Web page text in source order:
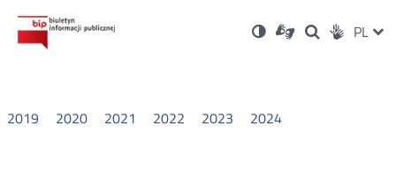
Ustawienia
Wersja
kontrastowa
Dla
niesłyszących
OtwórzOtwórz
w
Otwórz
w
Social PL
2019 2020 2021 2022 2023 2024